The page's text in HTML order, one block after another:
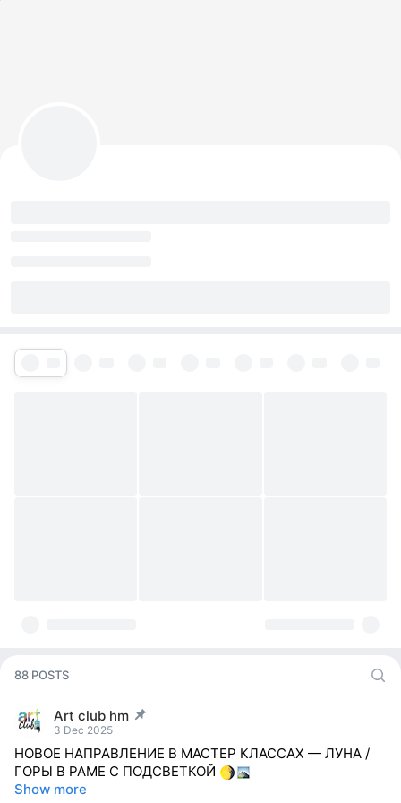
88 POSTS
Art club hm
post pinned
3 Dec 2025
НОВОЕ НАПРАВЛЕНИЕ В МАСТЕР КЛАССАХ — ЛУНА /
ГОРЫ В РАМЕ С ПОДСВЕТКОЙ
Show more